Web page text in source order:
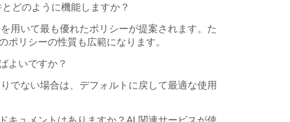
どのように機能しますか？
用いて最も優れたポリシーが提案されます。た
ポリシーの性質も広範になります。
よいですか？
でない場合は、デフォルトに戻して最適な使用